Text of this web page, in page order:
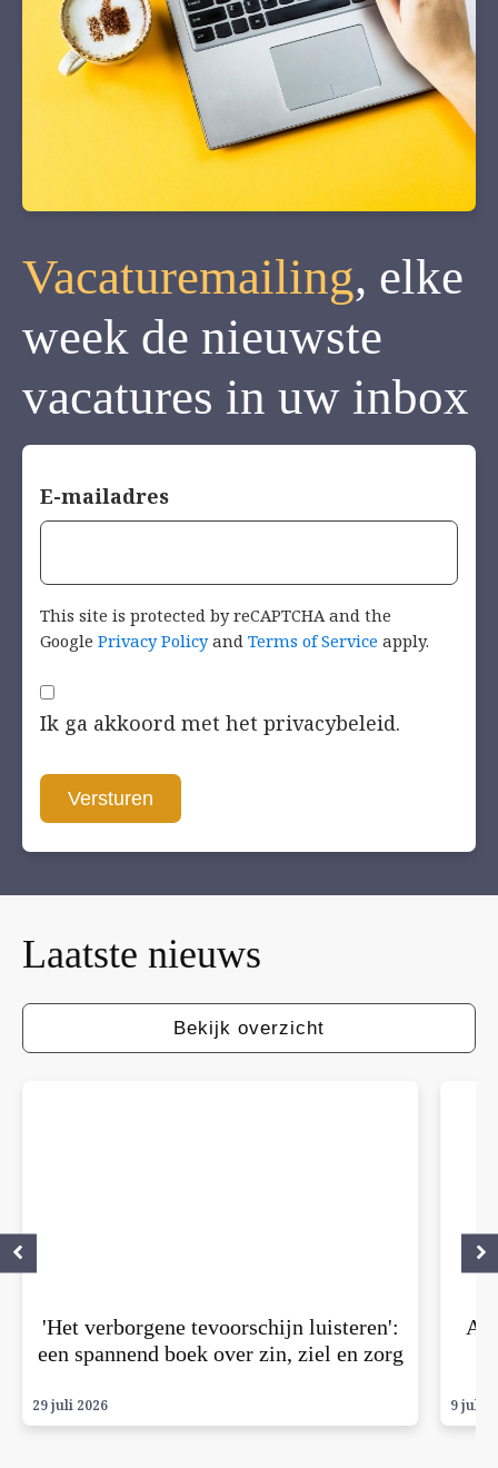
Vacaturemailing, elke
week de nieuwste
vacatures in uw inbox
E-mailadres
This site is protected by reCAPTCHA and the
Google Privacy Policyand Terms of Service apply.
Toestemming
Ik ga akkoord met het privacybeleid.
Versturen
Laatste nieuws
Bekijk overzicht
'Het verborgene tevoorschijn luisteren':
een spannend boek over zin, ziel en zorg
29 juli 2026 9 juli